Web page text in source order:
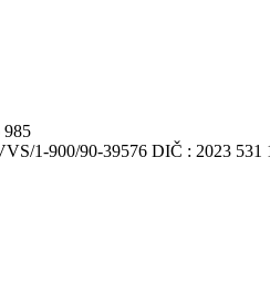
985
1-900/90-39576 DIČ : 2023